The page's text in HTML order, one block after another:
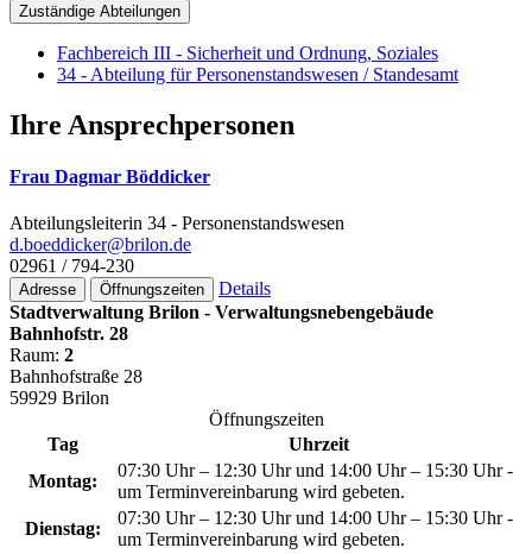
Zuständige Abteilungen
Fachbereich III - Sicherheit und Ordnung, Soziales
34 - Abteilung für Personenstandswesen / Standesamt
Ihre Ansprechpersonen
Frau Dagmar Böddicker
Abteilungsleiterin 34 - Personenstandswesen
d.boeddicker@­brilon.de
02961 / 794-230
Adresse Öffnungszeiten
Details
Stadtverwaltung Brilon - Verwaltungsnebengebäude
Bahnhofstr. 28
Raum: 2
Bahnhofstraße 28
59929 Brilon
Öffnungszeiten
Tag
Uhrzeit
Montag:
07:30 Uhr – 12:30 Uhr und 14:00 Uhr – 15:30 Uhr -
um Terminvereinbarung wird gebeten.
Dienstag:
07:30 Uhr – 12:30 Uhr und 14:00 Uhr – 15:30 Uhr -
um Terminvereinbarung wird gebeten.